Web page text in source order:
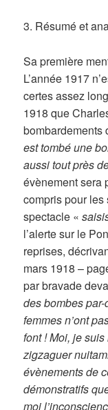
3. Résumé et
Sa première
L’année 1917
certes assez
1918 que
bombardements
est tombé une
aussi tout près
évènement sera
compris pour les
spectacle «
l’alerte sur le
reprises,
mars 1918 –
par bravade
des bombes
femmes n’ont
font ! Moi, je
zigzaguer
évènements de
démonstratifs
moi